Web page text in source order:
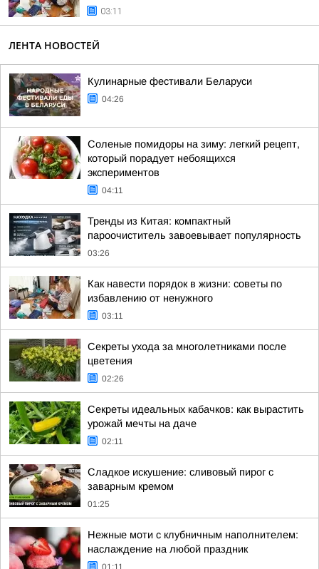
03:11
ЛЕНТА НОВОСТЕЙ
Кулинарные фестивали Беларуси
04:26
Соленые помидоры на зиму: легкий рецепт,
который порадует небоящихся
экспериментов
04:11
Тренды из Китая: компактный
пароочиститель завоевывает популярность
03:26
Как навести порядок в жизни: советы по
избавлению от ненужного
03:11
Секреты ухода за многолетниками после
цветения
02:26
Секреты идеальных кабачков: как вырастить
урожай мечты на даче
02:11
Сладкое искушение: сливовый пирог с
заварным кремом
01:25
Нежные моти с клубничным наполнителем:
наслаждение на любой праздник
01:11